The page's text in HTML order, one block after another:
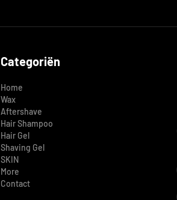
Categoriën
Home
Wax
Aftershave
Hair Shampoo
Hair Gel
Shaving Gel
SKIN
More
Contact